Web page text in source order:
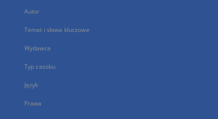
Autor
Temat i słowa kluczowe
Wydawca
Typ zasobu
Język
Prawa